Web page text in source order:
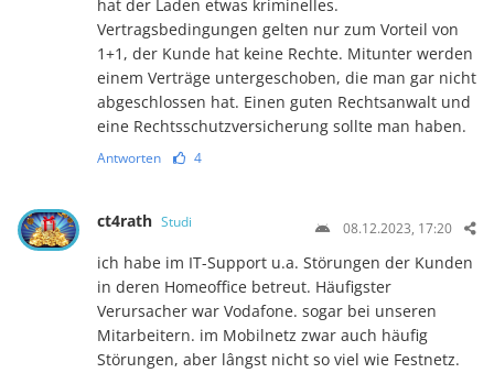
hat der Laden etwas kriminelles.
Vertragsbedingungen gelten nur zum Vorteil von
1+1, der Kunde hat keine Rechte. Mitunter werden
einem Verträge untergeschoben, die man gar nicht
abgeschlossen hat. Einen guten Rechtsanwalt und
eine Rechtsschutzversicherung sollte man haben.
Antworten 4
ct4rath Studi 08.12.2023, 17:20
ich habe im IT-Support u.a. Störungen der Kunden
in deren Homeoffice betreut. Häufigster
Verursacher war Vodafone. sogar bei unseren
Mitarbeitern. im Mobilnetz zwar auch häufig
Störungen, aber lângst nicht so viel wie Festnetz.